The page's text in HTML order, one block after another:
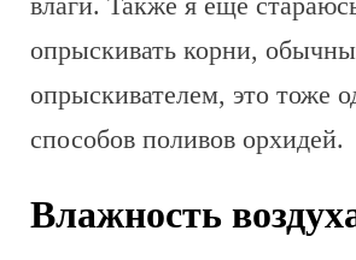
опрыскивать корни,
опрыскивателем, это тоже
способов поливов орхидей.
Влажность